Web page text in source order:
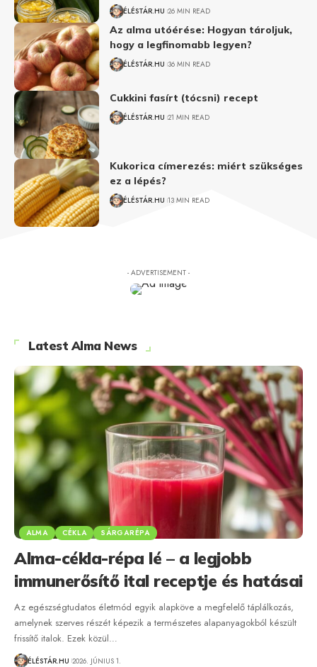
ÉLÉSTÁR.HU 26 MIN READ
Az alma utóérése: Hogyan tároljuk,
hogy a legfinomabb legyen?
ÉLÉSTÁR.HU 36 MIN READ
Cukkini fasírt (tócsni) recept
ÉLÉSTÁR.HU 21 MIN READ
Kukorica címerezés: miért szükséges
ez a lépés?
ÉLÉSTÁR.HU 13 MIN READ
- ADVERTISEMENT -
Latest Alma News
ALMA CÉKLA SÁRGARÉPA
Alma-cékla-répa lé – a legjobb
immunerősítő ital receptje és hatásai
Az egészségtudatos életmód egyik alapköve a megfelelő táplálkozás,
amelynek szerves részét képezik a természetes alapanyagokból készült
frissítő italok. Ezek közül…
ÉLÉSTÁR.HU 2026. JÚNIUS 1.